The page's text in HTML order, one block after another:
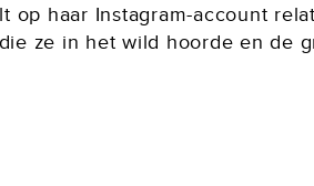
op haar Instagram-account
ze in het wild hoorde en de